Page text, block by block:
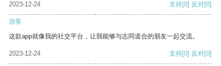
2023-12-24 支持[0] 反对[0]
游客
这款app就像我的社交平台，让我能够与志同道合的朋友一起交流。
2023-12-24 支持[0] 反对[0]